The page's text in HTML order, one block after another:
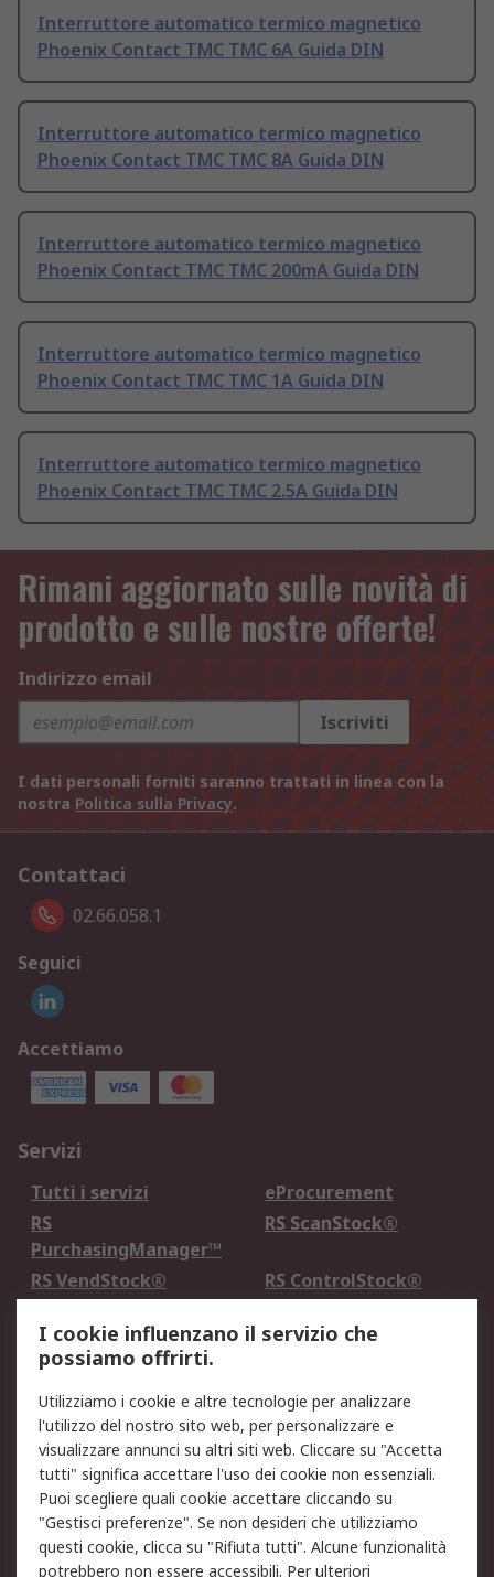
Interruttore automatico termico magnetico
Phoenix Contact TMC TMC 6A Guida DIN
Interruttore automatico termico magnetico
Phoenix Contact TMC TMC 8A Guida DIN
Interruttore automatico termico magnetico
Phoenix Contact TMC TMC 200mA Guida DIN
Interruttore automatico termico magnetico
Phoenix Contact TMC TMC 1A Guida DIN
Interruttore automatico termico magnetico
Phoenix Contact TMC TMC 2.5A Guida DIN
Rimani aggiornato sulle novità di
prodotto e sulle nostre offerte!
Indirizzo email
Iscriviti
I dati personali forniti saranno trattati in linea con la
nostra Politica sulla Privacy.
Contattaci
02.66.058.1
Seguici
Accettiamo
Servizi
Tutti i servizi
eProcurement
RS
PurchasingManager™
RS ScanStock®
RS VendStock®
RS ControlStock®
Legale
Informativa Cookie
Informativa Privacy -
Aggiornata
Email Security
Termini d'uso
Condizioni di vendita
Condizioni generali di
servizio
Etica e responsabilità
I cookie influenzano il servizio che
possiamo offrirti.
Utilizziamo i cookie e altre tecnologie per analizzare
l'utilizzo del nostro sito web, per personalizzare e
visualizzare annunci su altri siti web. Cliccare su "Accetta
tutti" significa accettare l'uso dei cookie non essenziali.
Puoi scegliere quali cookie accettare cliccando su
"Gestisci preferenze". Se non desideri che utilizziamo
questi cookie, clicca su "Rifiuta tutti". Alcune funzionalità
potrebbero non essere accessibili. Per ulteriori